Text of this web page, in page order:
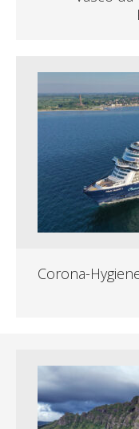
Corona-